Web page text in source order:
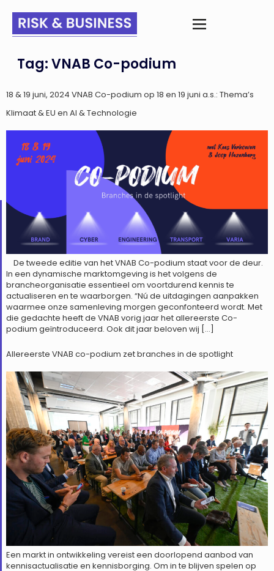
Tag:VNAB Co-podium
18 & 19 juni, 2024 VNAB Co-podium op 18 en 19 juni a.s.: Thema’s
Klimaat & EU en AI & Technologie
De tweede editie van het VNAB Co-podium staat voor de deur.
In een dynamische marktomgeving is het volgens de
brancheorganisatie essentieel om voortdurend kennis te
actualiseren en te waarborgen. “Nú de uitdagingen aanpakken
waarmee onze samenleving morgen geconfonteerd wordt. Met
die gedachte heeft de VNAB vorig jaar het allereerste Co-
podium geïntroduceerd. Ook dit jaar beloven wij […]
Allereerste VNAB co-podium zet branches in de spotlight
Een markt in ontwikkeling vereist een doorlopend aanbod van
kennisactualisatie en kennisborging. Om in te blijven spelen op